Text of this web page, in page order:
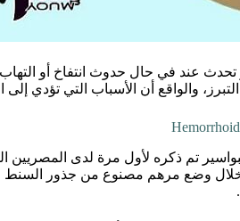
عند في حال حدوث انتفاخ أو التهاب
والواقع أن الأسباب التي تؤدي إلى
تم ذكره لأول مرة لدى المصريين
وضع مرهم مصنوع من جذور السنط